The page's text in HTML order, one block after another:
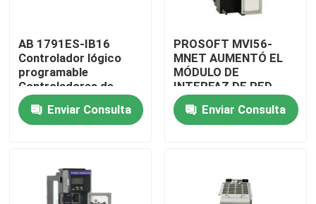
Productos
AB 1791ES-IB16
Controlador lógico
programable
Controladores de
automatización
industrial Original
Enviar Consulta
PROSOFT MVI56-
MNET AUMENTÓ EL
MÓDULO DE
INTERFAZ DE RED
Enviar Consulta